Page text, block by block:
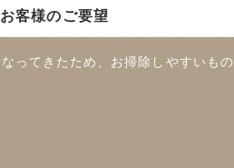
お客様のご要望
ってきたため、お掃除しやすいもの